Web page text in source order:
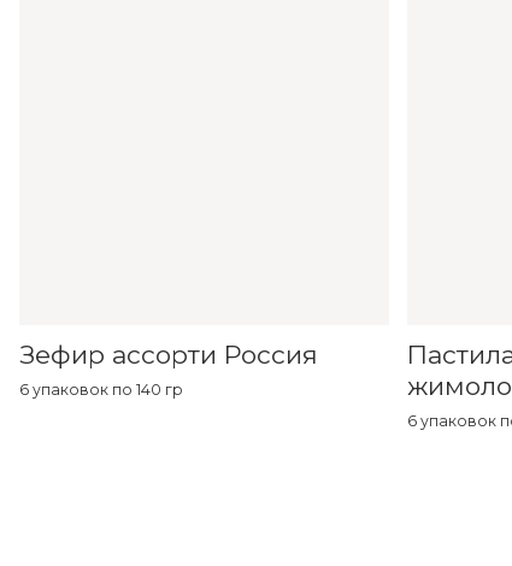
Зефир ассорти Россия
6 упаковок по 140 гр
6 упаковок